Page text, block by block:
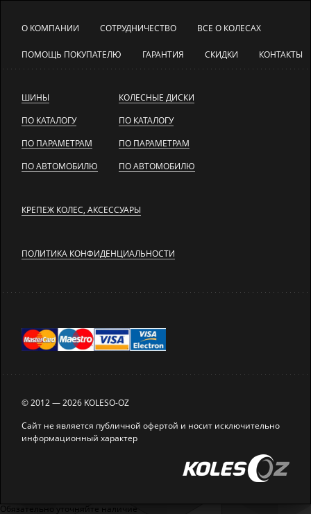
О КОМПАНИИ СОТРУДНИЧЕСТВО ВСЕ О КОЛЕСАХ
ПОМОЩЬ ПОКУПАТЕЛЮ ГАРАНТИЯ СКИДКИ КОНТАКТЫ
ШИНЫ
ПО КАТАЛОГУ
ПО ПАРАМЕТРАМ
ПО АВТОМОБИЛЮ
КОЛЕСНЫЕ ДИСКИ
ПО КАТАЛОГУ
ПО ПАРАМЕТРАМ
ПО АВТОМОБИЛЮ
КРЕПЕЖ КОЛЕС, АКСЕССУАРЫ
ПОЛИТИКА КОНФИДЕНЦИАЛЬНОСТИ
© 2012 — 2026 KOLESO-OZ
Сайт не является публичной офертой и носит исключительно
информационный характер
Обязательно уточняйте наличие